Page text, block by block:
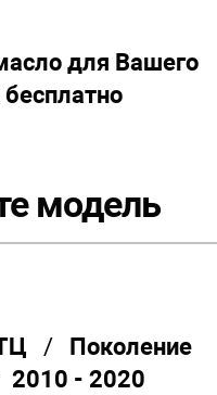
для Вашего
модель
/
Поколение
2010 - 2020